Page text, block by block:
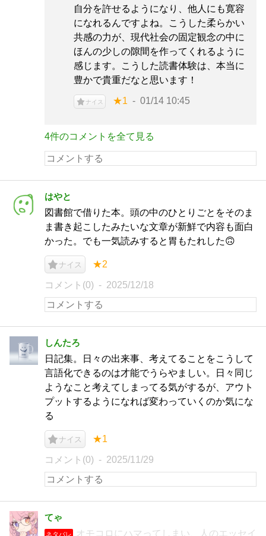
自分を許せるようになり、他人にも寛容
になれるんですよね。こうした柔らかい
共感の力が、現代社会の固定観念の中に
ほんの少しの隙間を作ってくれるように
感じます。こうした読書体験は、本当に
豊かで貴重だなと思います！
ナイス ★1 01/14 10:45
4件のコメントを全て見る
はやと
図書館で借りた本。頭の中のひとりごとをそのま
ま書き起こしたみたいな文章が新鮮で内容も面白
かった。でも一気読みすると胃もたれした🙃
ナイス ★2
コメント(0) 2025/12/18
しんたろ
日記集。日々の出来事、考えてることをこうして
言語化できるのは才能でうらやましい。日々同じ
ようなこと考えてしまってる気がするが、アウト
プットするようになれば変わっていくのか気にな
る
ナイス ★1
コメント(0) 2025/11/29
てゃ
ネタバレ
オモコロにハマってしまい、人のエッセイ